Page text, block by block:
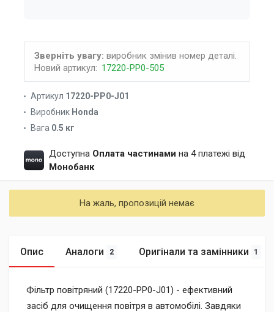
Зверніть увагу: виробник змінив номер деталі.
Новий артикул: 17220-PP0-505
Артикул 17220-PP0-J01
Виробник Honda
Вага 0.5 кг
Доступна Оплата частинами на 4 платежі від
Монобанк
На жаль, пропозицій немає
Опис Аналоги 2 Оригінали та замінники 1
Фільтр повітряний (17220-PP0-J01) - ефективний
засіб для очищення повітря в автомобілі. Завдяки